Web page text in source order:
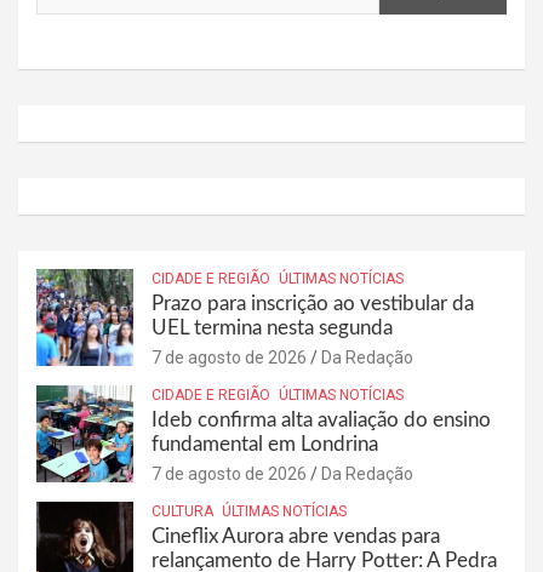
CIDADE E REGIÃO ÚLTIMAS NOTÍCIAS
Prazo para inscrição ao vestibular da
UEL termina nesta segunda
7 de agosto de 2026 Da Redação
CIDADE E REGIÃO ÚLTIMAS NOTÍCIAS
Ideb confirma alta avaliação do ensino
fundamental em Londrina
7 de agosto de 2026 Da Redação
CULTURA ÚLTIMAS NOTÍCIAS
Cineflix Aurora abre vendas para
relançamento de Harry Potter: A Pedra